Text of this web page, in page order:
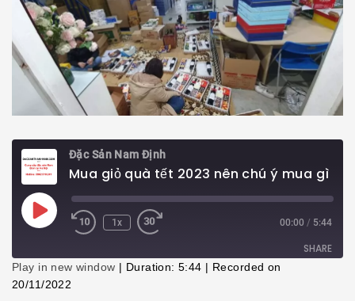
Đặc Sản Nam Định
Play
Episode
1x 00:00 / 5:44
SHARE
SHARE
Play in new window | Duration: 5:44 | Recorded on
20/11/2022